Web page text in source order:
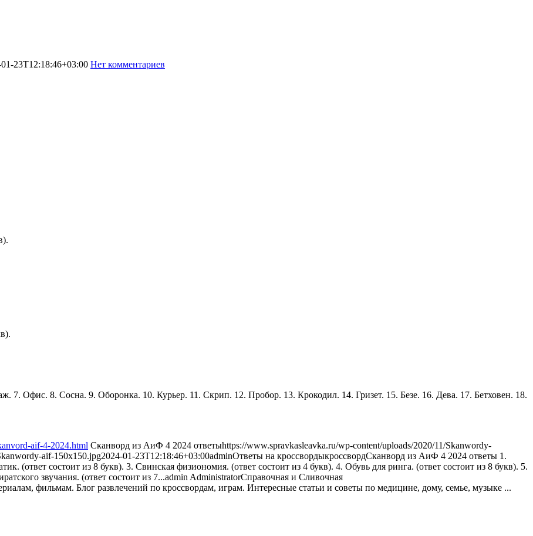
23T12:18:46+03:00 Нет комментариев
7. Офис. 8. Сосна. 9. Оборонка. 10. Курьер. 11. Скрип. 12. Пробор. 13. Крокодил. 14. Гризет. 15. Безе. 16. Дева. 17. Бетховен. 18.
aif-4-2024.html Сканворд из АиФ 4 2024 ответыhttps://www.spravkasleavka.ru/wp-content/uploads/2020/11/Skanwordy-
aif-150x150.jpg2024-01-23T12:18:46+03:00adminОтветы на кроссвордыкроссвордСканворд из АиФ 4 2024 ответы 1.
(ответ состоит из 8 букв). 3. Свинская физиономия. (ответ состоит из 4 букв). 4. Обувь для ринга. (ответ состоит из 8 букв). 5.
звучания. (ответ состоит из 7...admin AdministratorСправочная и Сливочная